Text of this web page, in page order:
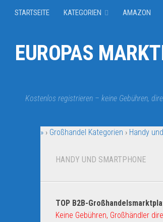
STARTSEITE KATEGORIEN AMAZON
EUROPAS
Kostenlos registrieren – keine Gebühren,
» › Großhandel Kategorien › Handy
HANDY UND SMARTPHONE
TOP B2B-
Keine Gebühren, Großhändler